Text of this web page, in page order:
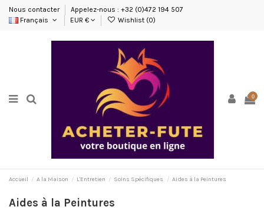
Nous contacter
Appelez-nous : +32 (0)472 194 507
Français
EUR € Wishlist (0)
0
Accueil A la Maison L'Entretien Soins Spécifiques Aides à la Peintures
Aides à la Peintures